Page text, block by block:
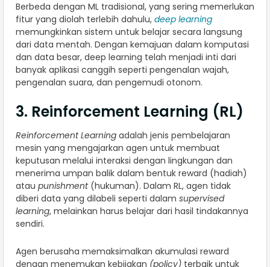
Berbeda dengan ML tradisional, yang sering memerlukan
fitur yang diolah terlebih dahulu, deep learning
memungkinkan sistem untuk belajar secara langsung
dari data mentah. Dengan kemajuan dalam komputasi
dan data besar, deep learning telah menjadi inti dari
banyak aplikasi canggih seperti pengenalan wajah,
pengenalan suara, dan pengemudi otonom.
3. Reinforcement Learning (RL)
Reinforcement Learning adalah jenis pembelajaran
mesin yang mengajarkan agen untuk membuat
keputusan melalui interaksi dengan lingkungan dan
menerima umpan balik dalam bentuk reward (hadiah)
atau punishment(hukuman). Dalam RL, agen tidak
diberi data yang dilabeli seperti dalam supervised
learning, melainkan harus belajar dari hasil tindakannya
sendiri.
Agen berusaha memaksimalkan akumulasi reward
dengan menemukan kebijakan (policy) terbaik untuk